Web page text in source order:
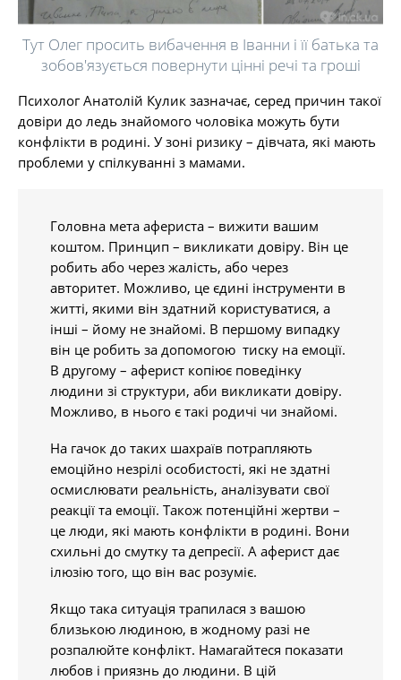
Тут Олег просить вибачення в Іванни і її батька та
зобов'язується повернути цінні речі та гроші
Психолог Анатолій Кулик зазначає, серед причин такої
довіри до ледь знайомого чоловіка можуть бути
конфлікти в родині. У зоні ризику – дівчата, які мають
проблеми у спілкуванні з мамами.
Головна мета афериста – вижити вашим
коштом. Принцип – викликати довіру. Він це
робить або через жалість, або через
авторитет. Можливо, це єдині інструменти в
житті, якими він здатний користуватися, а
інші – йому не знайомі. В першому випадку
він це робить за допомогою тиску на емоції.
В другому – аферист копіює поведінку
людини зі структури, аби викликати довіру.
Можливо, в нього є такі родичі чи знайомі.
На гачок до таких шахраїв потрапляють
емоційно незрілі особистості, які не здатні
осмислювати реальність, аналізувати свої
реакції та емоції. Також потенційні жертви –
це люди, які мають конфлікти в родині. Вони
схильні до смутку та депресії. А аферист дає
ілюзію того, що він вас розуміє.
Якщо така ситуація трапилася з вашою
близькою людиною, в жодному разі не
розпалюйте конфлікт. Намагайтеся показати
любов і приязнь до людини. В цій